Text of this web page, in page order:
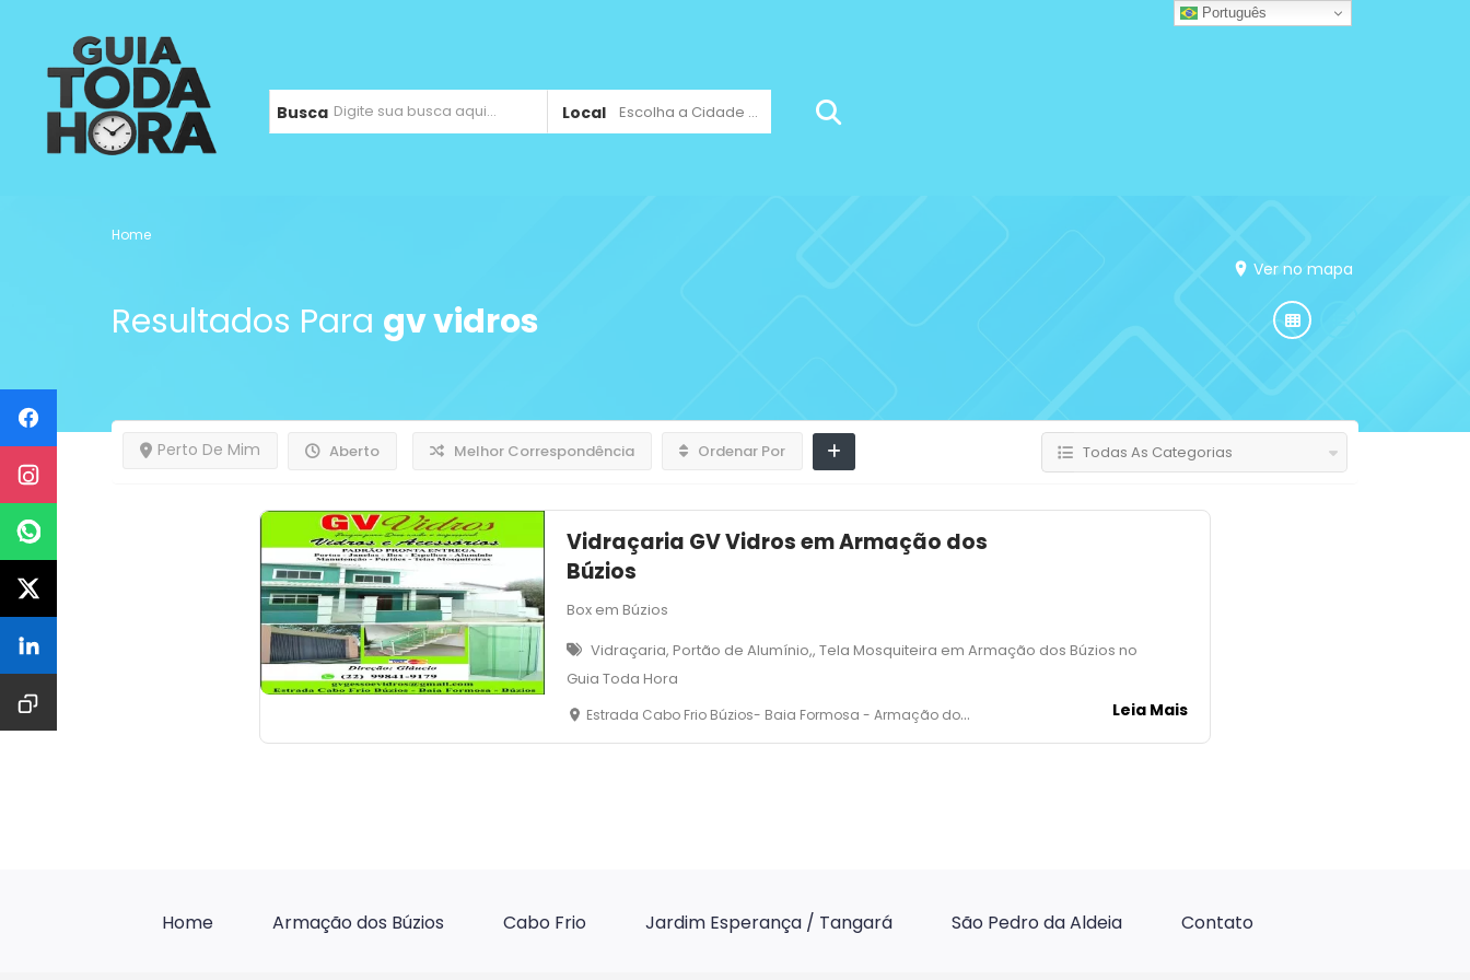
Busca Local Escolha a Cidade ...
Home
Ver no mapa
Resultados Para gv vidros
Aberto
Perto De Mim Melhor Correspondência Ordenar Por Todas As Categorias
Vidraçaria GV Vidros em Armação dos
Búzios
Box em Búzios
Vidraçaria, Portão de Alumínio,, Tela Mosquiteira em Armação dos Búzios no
Guia Toda Hora
Estrada Cabo Frio Búzios- Baia Formosa - Armação dos Búzios Leia Mais
Home Armação dos Búzios Cabo Frio Jardim Esperança / Tangará São Pedro da Aldeia Contato
Português